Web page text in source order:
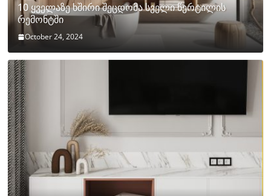
10 ყველაზე ხშირი შეცდომა სველი წერტილის
რემონტში
October 24, 2024